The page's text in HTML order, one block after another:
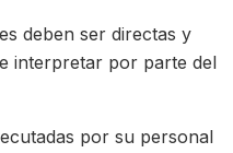
deben ser directas y
interpretar por parte del
por su personal